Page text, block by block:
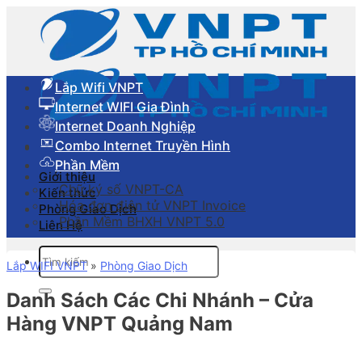
content
Giới thiệu
Kiến thức
Phòng Giao Dịch
Liên Hệ
Tìm
kiếm:
Lắp Wifi VNPT
Internet WIFI Gia Đình
Internet Doanh Nghiệp
Combo Internet Truyền Hình
Phần Mềm
Chữ ký số VNPT-CA
Hóa đơn điên tử VNPT Invoice
Phần Mềm BHXH VNPT 5.0
Lắp WIFI VNPT» Phòng Giao Dịch
Danh Sách Các Chi Nhánh – Cửa
Hàng VNPT Quảng Nam